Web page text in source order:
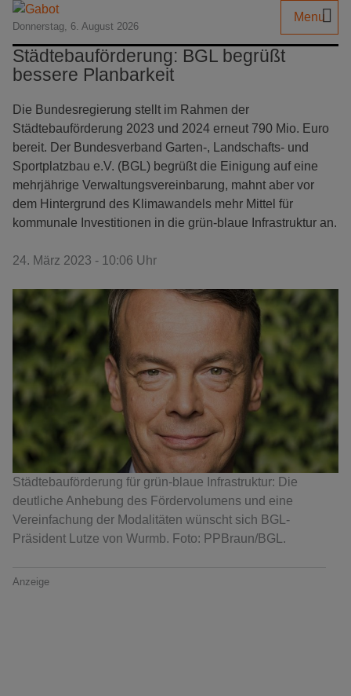
Donnerstag, 6. August 2026
Menu
Städtebauförderung: BGL begrüßt
bessere Planbarkeit
Die Bundesregierung stellt im Rahmen der
Städtebauförderung 2023 und 2024 erneut 790 Mio. Euro
bereit. Der Bundesverband Garten-, Landschafts- und
Sportplatzbau e.V. (BGL) begrüßt die Einigung auf eine
mehrjährige Verwaltungsvereinbarung, mahnt aber vor
dem Hintergrund des Klimawandels mehr Mittel für
kommunale Investitionen in die grün-blaue Infrastruktur an.
24. März 2023 - 10:06 Uhr
Städtebauförderung für grün-blaue Infrastruktur: Die
deutliche Anhebung des Fördervolumens und eine
Vereinfachung der Modalitäten wünscht sich BGL-
Präsident Lutze von Wurmb. Foto: PPBraun/BGL.
Anzeige